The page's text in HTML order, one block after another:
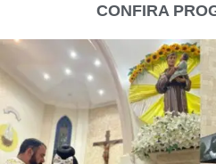
CONFIRA